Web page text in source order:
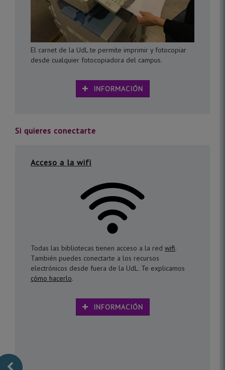
El carnet de la UdL te permite imprimir y fotocopiar
desde cualquier fotocopiadora del campus.
INFORMACIÓN
Si quieres conectarte
Acceso a la wifi
Todas las bibliotecas tienen acceso a la red wifi.
También puedes conectarte a los recursos
electrónicos desde fuera de la UdL. Te explicamos
cómo hacerlo.
INFORMACIÓN